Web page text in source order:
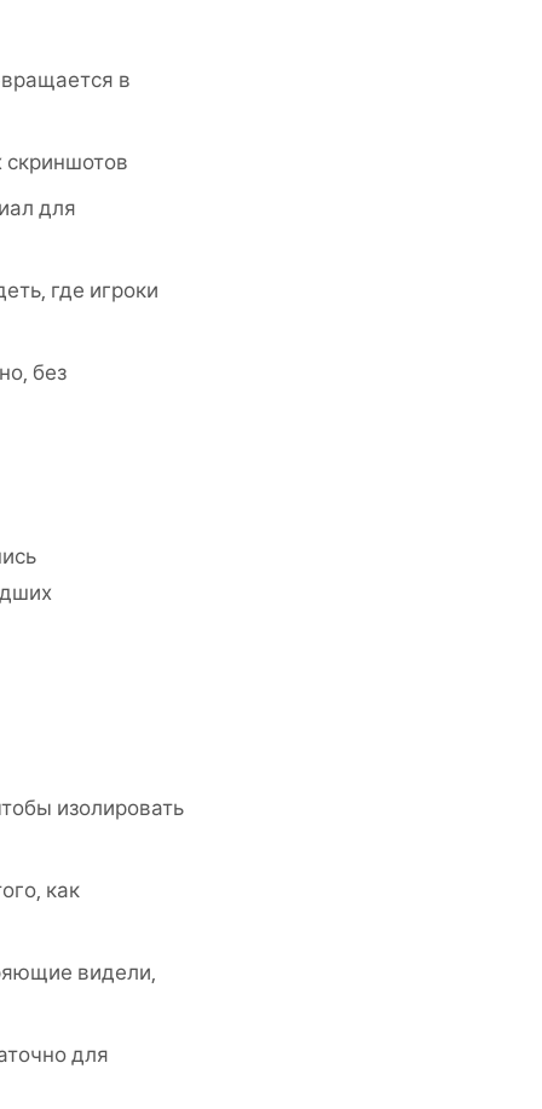
в
скриншотов
для
где игроки
без
изолировать
как
видели,
для